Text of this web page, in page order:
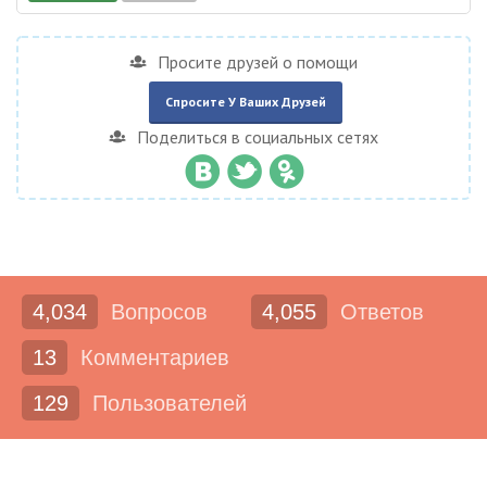
Просите друзей о помощи
Спросите У Ваших Друзей
Поделиться в социальных сетях
4,034 Вопросов 4,055
Ответов
13
Комментариев
129
Пользователей